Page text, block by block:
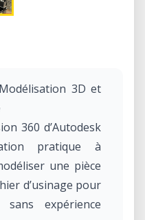
3D et
360 d’Autodesk
pratique à
une pièce
d’usinage pour
expérience